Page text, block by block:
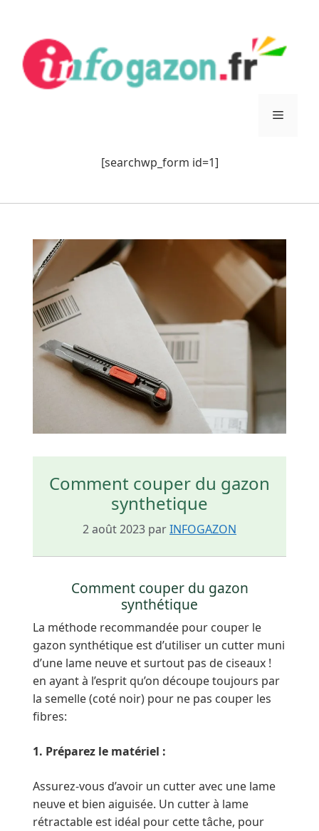
contenu
Menu
[searchwp_form id=1]
Comment couper du gazon
synthetique
2 août 2023 parINFOGAZON
Comment couper du gazon
synthétique
La méthode recommandée pour couper le
gazon synthétique est d’utiliser un cutter muni
d’une lame neuve et surtout pas de ciseaux !
en ayant à l’esprit qu’on découpe toujours par
la semelle (coté noir) pour ne pas couper les
fibres:
1. Préparez le matériel :
Assurez-vous d’avoir un cutter avec une lame
neuve et bien aiguisée. Un cutter à lame
rétractable est idéal pour cette tâche, pour